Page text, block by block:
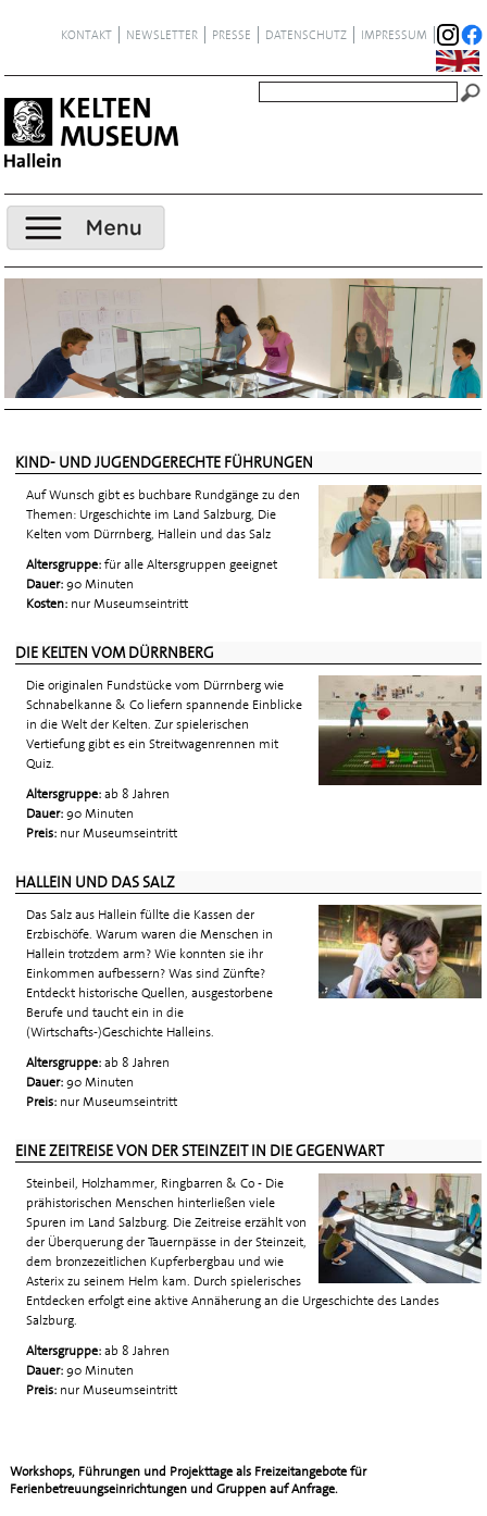
KONTAKT NEWSLETTER PRESSE DATENSCHUTZ IMPRESSUM
KIND- UND JUGENDGERECHTE FÜHRUNGEN
Auf Wunsch gibt es buchbare Rundgänge zu den
Themen: Urgeschichte im Land Salzburg, Die
Kelten vom Dürrnberg, Hallein und das Salz
Altersgruppe:für alle Altersgruppen geeignet
Dauer:90 Minuten
Kosten: nur Museumseintritt
DIE KELTEN VOM DÜRRNBERG
Die originalen Fundstücke vom Dürrnberg wie
Schnabelkanne & Co liefern spannende Einblicke
in die Welt der Kelten. Zur spielerischen
Vertiefung gibt es ein Streitwagenrennen mit
Quiz.
Altersgruppe:ab 8 Jahren
Dauer:90 Minuten
Preis: nur Museumseintritt
HALLEIN UND DAS SALZ
Das Salz aus Hallein füllte die Kassen der
Erzbischöfe. Warum waren die Menschen in
Hallein trotzdem arm? Wie konnten sie ihr
Einkommen aufbessern? Was sind Zünfte?
Entdeckt historische Quellen, ausgestorbene
Berufe und taucht ein in die
(Wirtschafts-)Geschichte Halleins.
Altersgruppe:ab 8 Jahren
Dauer:90 Minuten
Preis: nur Museumseintritt
EINE ZEITREISE VON DER STEINZEIT IN DIE GEGENWART
Steinbeil, Holzhammer, Ringbarren & Co - Die
prähistorischen Menschen hinterließen viele
Spuren im Land Salzburg. Die Zeitreise erzählt von
der Überquerung der Tauernpässe in der Steinzeit,
dem bronzezeitlichen Kupferbergbau und wie
Asterix zu seinem Helm kam. Durch spielerisches
Entdecken erfolgt eine aktive Annäherung an die Urgeschichte des Landes
Salzburg.
Altersgruppe:ab 8 Jahren
Dauer:90 Minuten
Preis: nur Museumseintritt
Workshops, Führungen und Projekttage als Freizeitangebote für
Ferienbetreuungseinrichtungen und Gruppen auf Anfrage.